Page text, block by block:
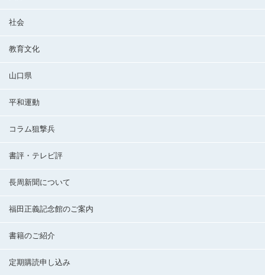
社会
教育文化
山口県
平和運動
コラム狙撃兵
書評・テレビ評
長周新聞について
福田正義記念館のご案内
書籍のご紹介
定期購読申し込み